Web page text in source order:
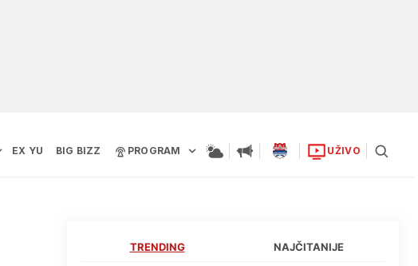
EX YU BIG BIZZ PROGRAM UŽIVO
TRENDING NAJČITANIJE